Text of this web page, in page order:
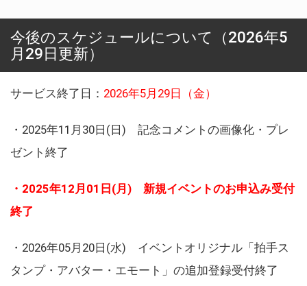
今後のスケジュールについて（2026年5
月29日更新）
サービス終了日： 2026年5月29日（金）
・2025年11月30日(日) 記念コメントの画像化・プレ
ゼント終了
・2025年12月01日(月) 新規イベントのお申込み受付
終了
・2026年05月20日(水) イベントオリジナル「拍手ス
タンプ・アバター・エモート」の追加登録受付終了